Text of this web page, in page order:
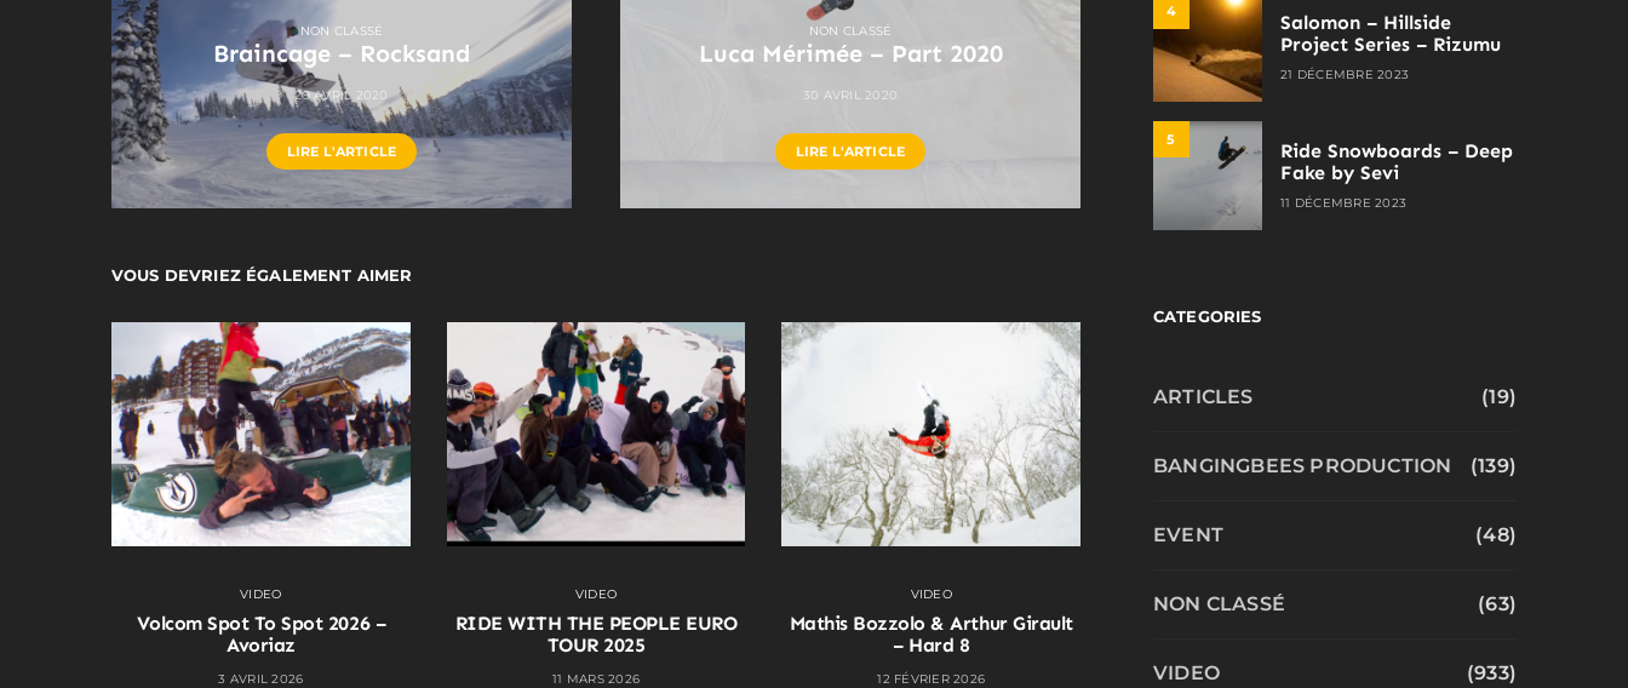
NON CLASSÉ
Braincage – Rocksand
29 AVRIL 2020
LIRE L'ARTICLE
NON CLASSÉ
Luca Mérimée – Part 2020
30 AVRIL 2020
LIRE L'ARTICLE
VOUS DEVRIEZ ÉGALEMENT AIMER
VIDEO
Volcom Spot To Spot 2026 –
Avoriaz
3 AVRIL 2026
VIDEO
RIDE WITH THE PEOPLE EURO
TOUR 2025
11 MARS 2026
VIDEO
Mathis Bozzolo & Arthur Girault
– Hard 8
12 FÉVRIER 2026
4
Salomon – Hillside
Project Series – Rizumu
21 DÉCEMBRE 2023
5
Ride Snowboards – Deep
Fake by Sevi
11 DÉCEMBRE 2023
CATEGORIES
ARTICLES (19)
BANGINGBEES PRODUCTION (139)
EVENT (48)
NON CLASSÉ (63)
VIDEO (933)